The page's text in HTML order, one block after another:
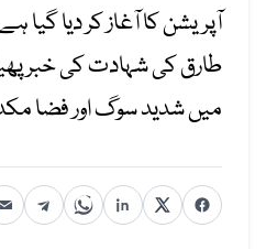
آپریشن کا آغاز کر دیا
طارق کی شہادت کی خبر
میں شدید سوگ اور فضا